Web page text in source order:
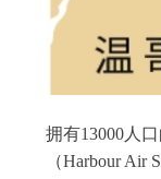
拥有13000人
（Harbour